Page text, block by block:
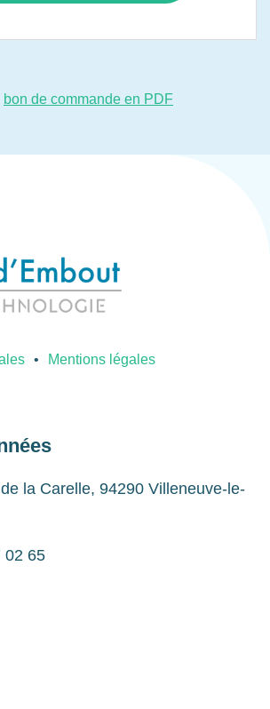
bon de commande en PDF
Mentions légales
la Carelle, 94290 Villeneuve-le-
02 65